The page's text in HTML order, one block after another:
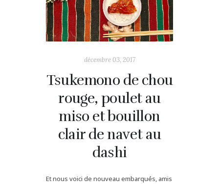
décembre 03, 2017
Tsukemono de chou
rouge, poulet au
miso et bouillon
clair de navet au
dashi
Et nous voici de nouveau embarqués, amis